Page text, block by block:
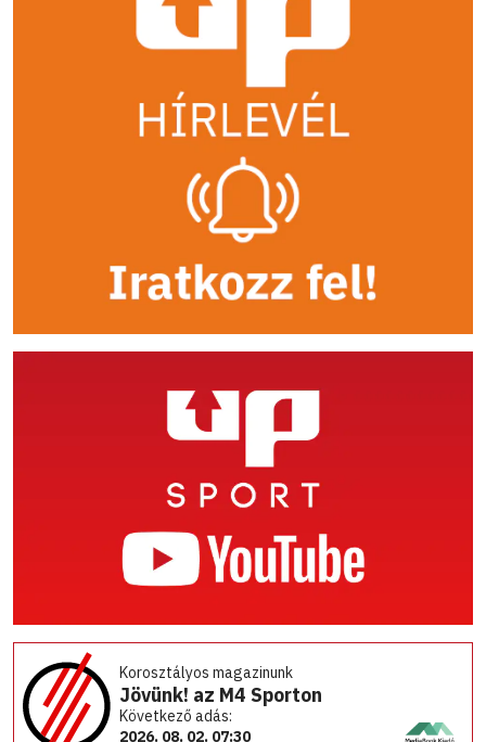
Korosztályos magazinunk
Jövünk! az M4 Sporton
Következő adás:
2026. 08. 02. 07:30